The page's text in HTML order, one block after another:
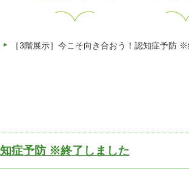
［3階展示］今こそ向き合おう！認知症予防 ※
症予防 ※終了しました